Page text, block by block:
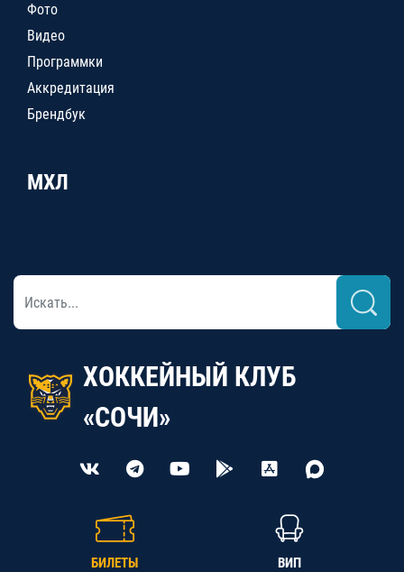
Фото
Видео
Программки
Аккредитация
Брендбук
МХЛ
ХОККЕЙНЫЙ КЛУБ
«СОЧИ»
БИЛЕТЫ ВИП